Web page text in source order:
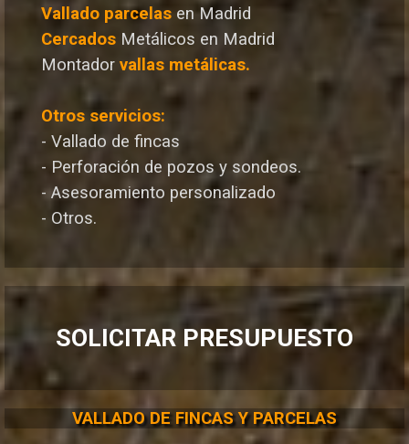
Vallado parcelas en Madrid
Cercados Metálicos en Madrid
Montador vallas metálicas.
Otros servicios:
- Vallado de fincas
- Perforación de pozos y sondeos.
- Asesoramiento personalizado
- Otros.
SOLICITAR PRESUPUESTO
VALLADO DE FINCAS Y PARCELAS